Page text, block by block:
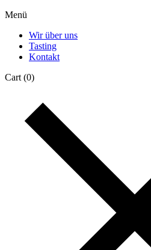
Menü
Wir über uns
Tasting
Kontakt
Cart (0)